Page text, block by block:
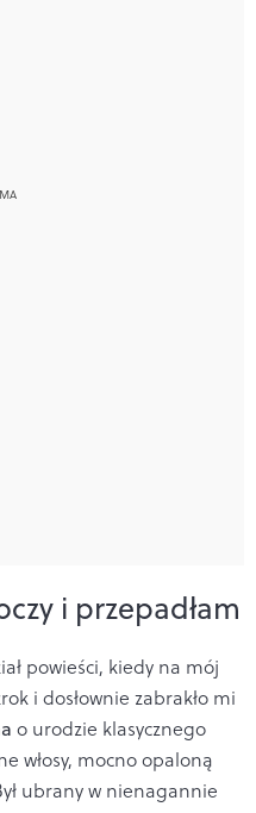
i przepadłam
powieści, kiedy na mój
i dosłownie zabrakło mi
o urodzie klasycznego
włosy, mocno opaloną
ubrany w nienagannie